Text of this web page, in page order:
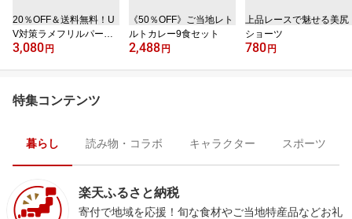
20％OFF＆送料無料！U
V対策ラメフリルパーカ
ー
3,080 円
《50％OFF》ご当地レト
ルトカレー9食セット
2,488 円
上品レースで魅せる美尻
ショーツ
780 円
特集コンテンツ
暮らし 読み物・コラボ キャラクター スポーツ
楽天ふるさと納税
寄付で地域を応援！旬な食材やご当地特産品などお礼